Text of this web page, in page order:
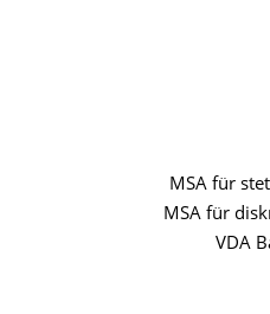
MSA für
MSA für
VDA